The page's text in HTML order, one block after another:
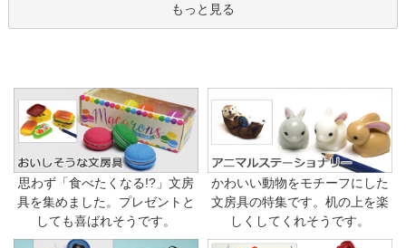
もっと見る
思わず「食べたくなる!?」文房
具を集めました。プレゼントと
しても喜ばれそうです。
かわいい動物をモチーフにした
文房具の特集です。机の上を楽
しくしてくれそうです。